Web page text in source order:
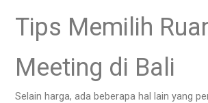
Tips Memilih
Meeting di Bali
Selain harga, ada beberapa hal lain yang